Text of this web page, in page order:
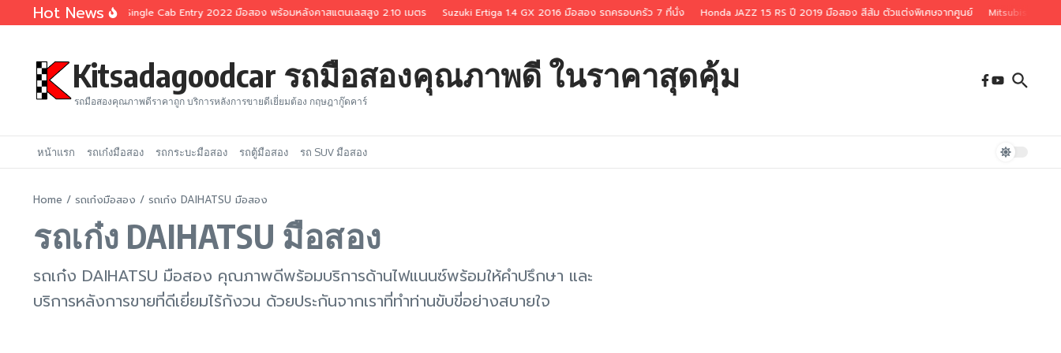
Skip to content
Hot News
Toyota Revo 2.4 Single Cab Entry 2022 มือสอง พร้อมหลังคาสแตนเลสสูง 2.10 เมตร Suzuki Ertiga 1.4 GX 2016 มือสอง รถครอบครัว 7 ที่นั่ง Honda JAZZ 1.5 RS ปี 2019 มือสอง สีส้ม ตัวแต่งพิเศษจากศูนย์ Mitsubishi
Kitsadagoodcar รถมือสองคุณภาพดี ในราคาสุดคุ้ม
รถมือสองคุณภาพดีราคาถูก บริการหลังการขายดีเยี่ยมต้อง กฤษฎากู๊ดคาร์
หน้าแรก รถเก๋งมือสอง รถกระบะมือสอง รถตู้มือสอง รถ SUV มือสอง
Home / รถเก๋งมือสอง / รถเก๋ง DAIHATSU มือสอง
รถเก๋ง DAIHATSU มือสอง
รถเก๋ง DAIHATSU มือสอง คุณภาพดีพร้อมบริการด้านไฟแนนซ์พร้อมให้คำปรึกษา และ
บริการหลังการขายที่ดีเยี่ยมไร้กังวน ด้วยประกันจากเราที่ทำท่านขับขี่อย่างสบายใจ